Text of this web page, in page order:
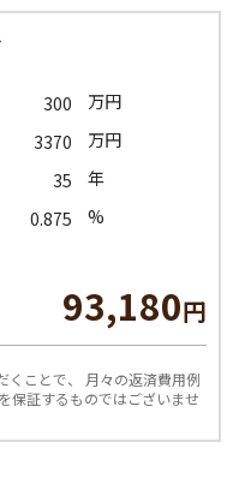
万円
万円
年
%
93,180円
ことで、
月々の返済費用例
保証するものではございませ